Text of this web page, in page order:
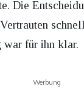
Die
war für ihn klar.
Werbung